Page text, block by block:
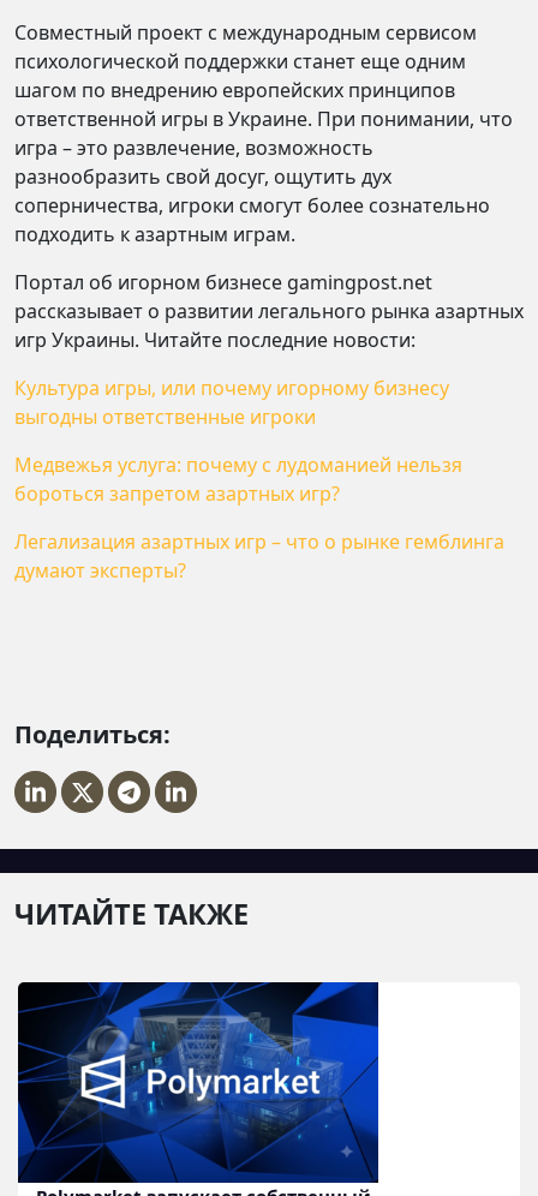
Совместный проект с международным сервисом
психологической поддержки станет еще одним
шагом по внедрению европейских принципов
ответственной игры в Украине. При понимании, что
игра – это развлечение, возможность
разнообразить свой досуг, ощутить дух
соперничества, игроки смогут более сознательно
подходить к азартным играм.
Портал об игорном бизнесе gamingpost.net
рассказывает о развитии легального рынка азартных
игр Украины. Читайте последние новости:
Культура игры, или почему игорному бизнесу
выгодны ответственные игроки
Медвежья услуга: почему с лудоманией нельзя
бороться запретом азартных игр?
Легализация азартных игр – что о рынке гемблинга
думают эксперты?
Поделиться:
ЧИТАЙТЕ ТАКЖЕ